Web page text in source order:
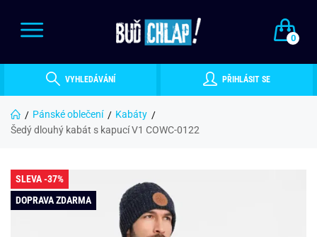
0
VYHLEDÁVÁNÍ PŘIHLÁSIT SE
Pánské oblečení
Kabáty
Šedý dlouhý kabát s kapucí V1 COWC-0122
SLEVA -37%
DOPRAVA ZDARMA